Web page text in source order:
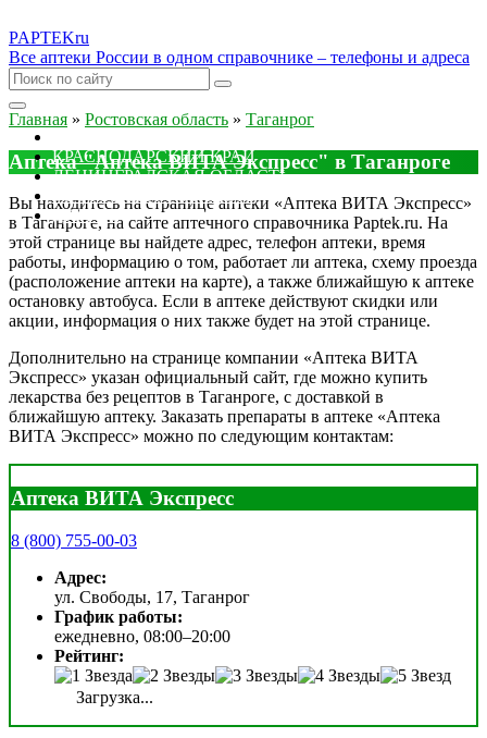
PAPTEKru
Все аптеки России в одном справочнике – телефоны и адреса
КРАСНОДАРСКИЙ КРАЙ
ЛЕНИНГРАДСКАЯ ОБЛАСТЬ
ДРУГИЕ
Главная » Ростовская область » Таганрог
Аптека "Аптека ВИТА Экспресс" в Таганроге
Вы находитесь на странице аптеки «Аптека ВИТА Экспресс»
в Таганроге, на сайте аптечного справочника Paptek.ru. На
этой странице вы найдете адрес, телефон аптеки, время
работы, информацию о том, работает ли аптека, схему проезда
(расположение аптеки на карте), а также ближайшую к аптеке
остановку автобуса. Если в аптеке действуют скидки или
акции, информация о них также будет на этой странице.
Дополнительно на странице компании «Аптека ВИТА
Экспресс» указан официальный сайт, где можно купить
лекарства без рецептов в Таганроге, с доставкой в
ближайшую аптеку. Заказать препараты в аптеке «Аптека
ВИТА Экспресс» можно по следующим контактам:
Аптека ВИТА Экспресс
8 (800) 755-00-03
Адрес:
ул. Свободы, 17, Таганрог
График работы:
ежедневно, 08:00–20:00
Рейтинг:
Загрузка...